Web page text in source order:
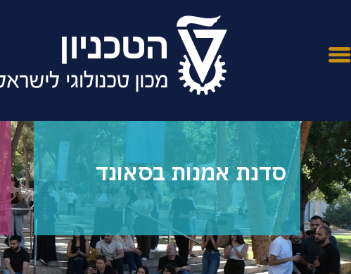
סדנת אמנות בסאונד